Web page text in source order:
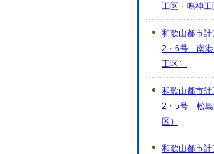
工区・鳴神工
和歌山都市計
2・6号 南港
工区）
和歌山都市計
2・5号 松島
区）
和歌山都市計